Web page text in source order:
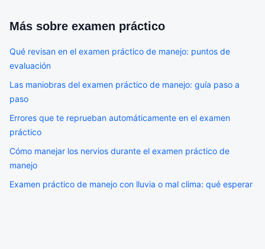
Más sobre examen práctico
Qué revisan en el examen práctico de manejo: puntos de
evaluación
Las maniobras del examen práctico de manejo: guía paso a
paso
Errores que te reprueban automáticamente en el examen
práctico
Cómo manejar los nervios durante el examen práctico de
manejo
Examen práctico de manejo con lluvia o mal clima: qué esperar